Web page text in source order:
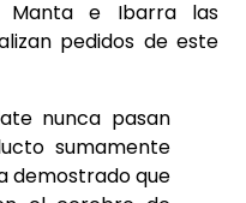
Manta e Ibarra las
pedidos de este
nunca pasan
sumamente
demostrado que